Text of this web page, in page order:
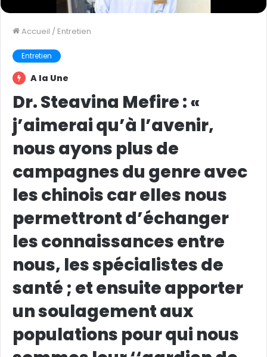
Accueil / Entretien
Entretien
A la Une
Dr. Steavina Mefire : «
j’aimerai qu’à l’avenir,
nous ayons plus de
campagnes du genre avec
les chinois car elles nous
permettront d’échanger
les connaissances entre
nous, les spécialistes de
santé ; et ensuite apporter
un soulagement aux
populations pour qui nous